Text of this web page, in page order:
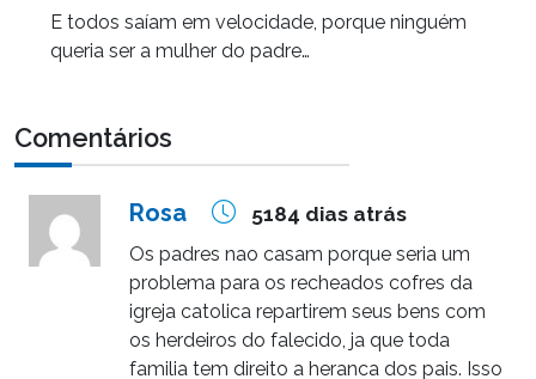
E todos saíam em velocidade, porque ninguém
queria ser a mulher do padre…
Comentários
Rosa 5184 dias atrás
Os padres nao casam porque seria um
problema para os recheados cofres da
igreja catolica repartirem seus bens com
os herdeiros do falecido, ja que toda
familia tem direito a heranca dos pais. Isso